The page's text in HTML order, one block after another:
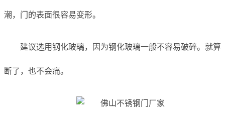
潮，门的表面很容易变形。
建议选用钢化玻璃，因为钢化玻璃一般不容易破碎。就算
断了，也不会痛。